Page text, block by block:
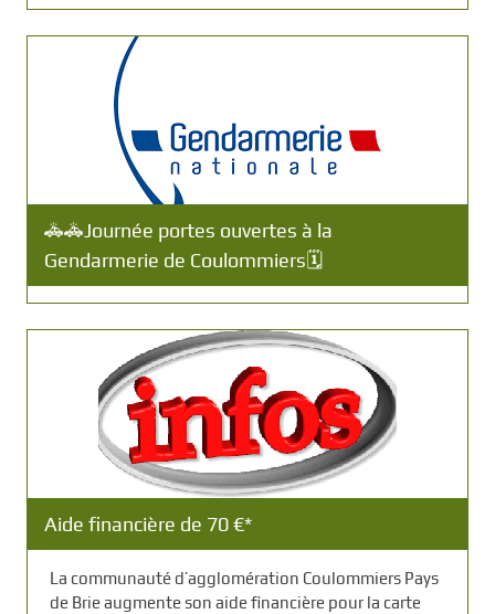
🚓🚓Journée portes ouvertes à la
Gendarmerie de Coulommiers🗓
Aide financière de 70 €*
La communauté d’agglomération Coulommiers Pays
de Brie augmente son aide financière pour la carte